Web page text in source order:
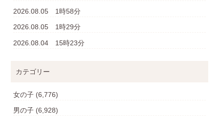
2026.08.05 1時58分
2026.08.05 1時29分
2026.08.04 15時23分
カテゴリー
女の子 (6,776)
男の子 (6,928)